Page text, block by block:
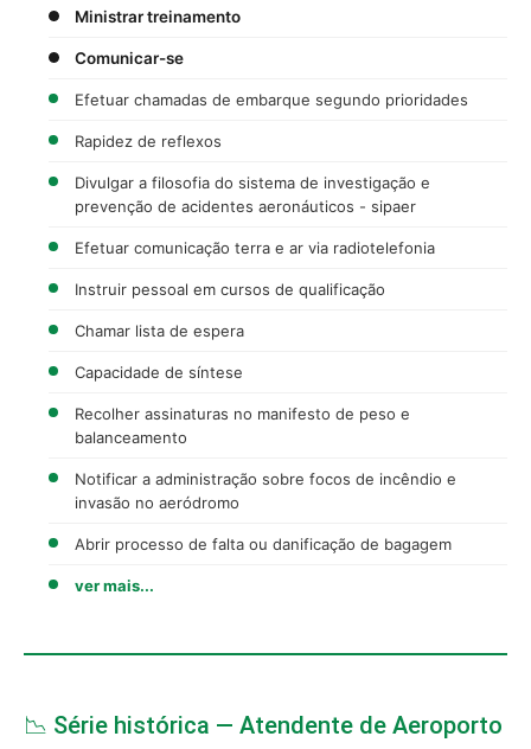
Ministrar treinamento
Comunicar-se
Efetuar chamadas de embarque segundo prioridades
Rapidez de reflexos
Divulgar a filosofia do sistema de investigação e
prevenção de acidentes aeronáuticos - sipaer
Efetuar comunicação terra e ar via radiotelefonia
Instruir pessoal em cursos de qualificação
Chamar lista de espera
Capacidade de síntese
Recolher assinaturas no manifesto de peso e
balanceamento
Notificar a administração sobre focos de incêndio e
invasão no aeródromo
Abrir processo de falta ou danificação de bagagem
ver mais...
📉 Série histórica — Atendente de Aeroporto